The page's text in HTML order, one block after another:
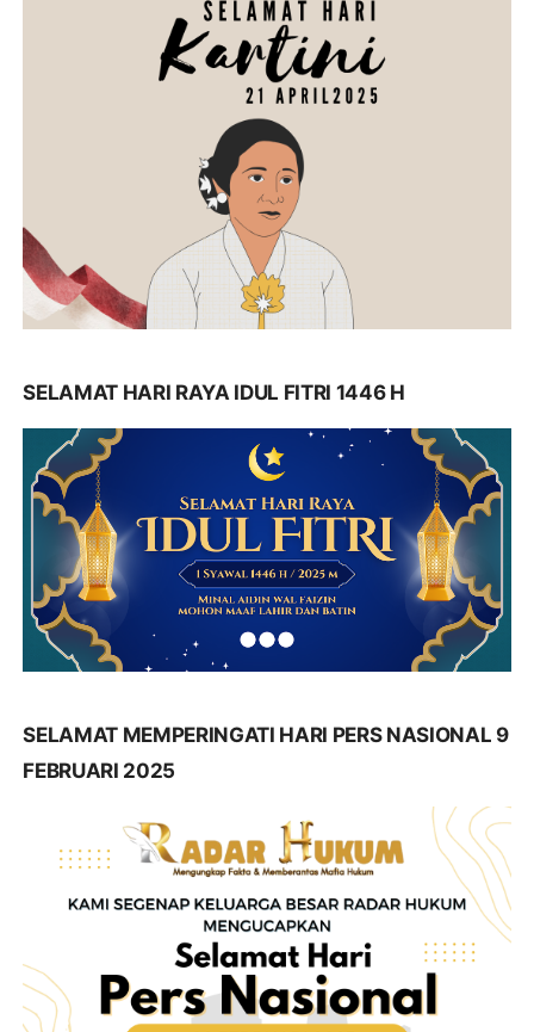
SELAMAT HARI RAYA IDUL FITRI 1446 H
SELAMAT MEMPERINGATI HARI PERS NASIONAL 9
FEBRUARI 2025